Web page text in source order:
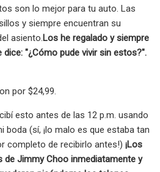
son lo mejor para tu auto. Las
y siempre encuentran su
asiento.Los he regalado y siempre
"¿Cómo pude vivir sin estos?".
por $24,99.
esto antes de las 12 p.m. usando
boda (sí, ¡lo malo es que estaba tan
completo de recibirlo antes!) ¡Los
Jimmy Choo inmediatamente y